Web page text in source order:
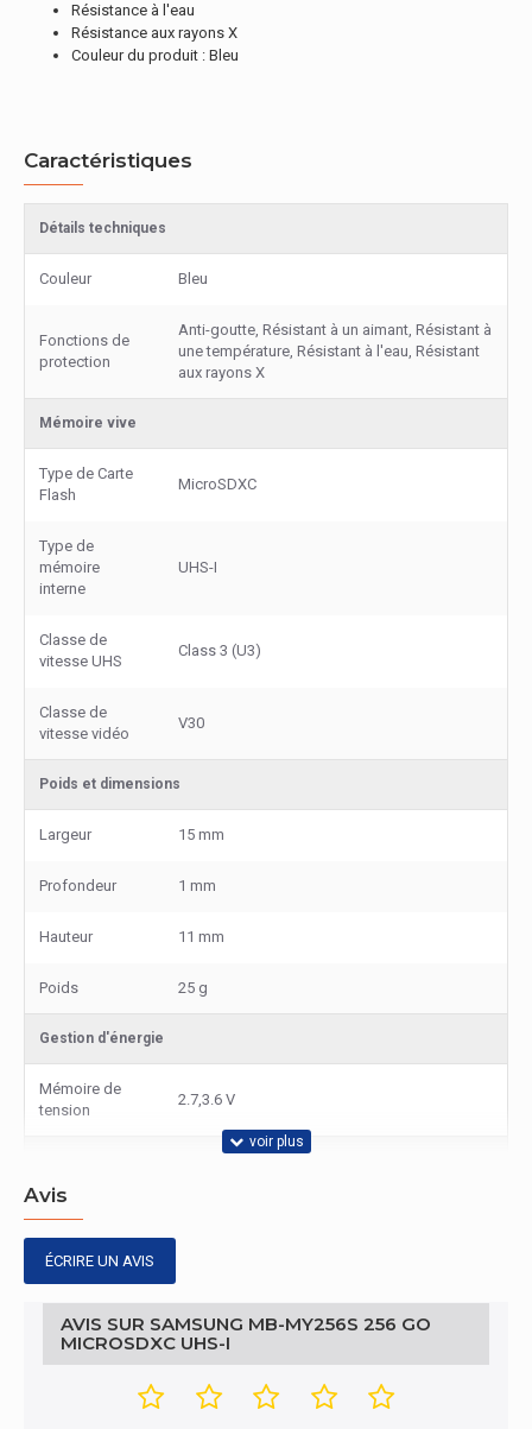
Résistance à l'eau
Résistance aux rayons X
Couleur du produit : Bleu
Caractéristiques
Détails techniques
Couleur Bleu
Fonctions de
protection
Anti-goutte, Résistant à un aimant, Résistant à
une température, Résistant à l'eau, Résistant
aux rayons X
Mémoire vive
Type de Carte
Flash
MicroSDXC
Type de
mémoire
interne
UHS-I
Classe de
vitesse UHS
Class 3 (U3)
Classe de
vitesse vidéo
V30
Poids et dimensions
Largeur 15 mm
Profondeur 1 mm
Hauteur 11 mm
Poids 25 g
Gestion d'énergie
Mémoire de
tension
2.7,3.6 V
Température
hors
fonctionnement
-40 - 85 °C
Avis
ÉCRIRE UN AVIS
AVIS SUR SAMSUNG MB-MY256S 256 GO
MICROSDXC UHS-I